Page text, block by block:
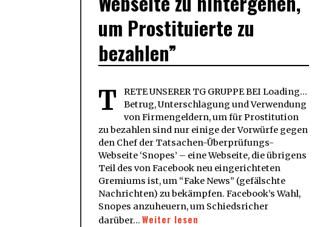
um Prostituierte zu
bezahlen”
T
RETE UNSERER TG GRUPPE BEI Loading...
Betrug, Unterschlagung und Verwendung
von Firmengeldern, um für Prostitution
zu bezahlen sind nur einige der Vorwürfe gegen
den Chef der Tatsachen-Überprüfungs-
Webseite ‘Snopes’ – eine Webseite, die übrigens
Teil des von Facebook neu eingerichteten
Gremiums ist, um “Fake News” (gefälschte
Nachrichten) zu bekämpfen. Facebook’s Wahl,
Snopes anzuheuern, um Schiedsricher
darüber… Weiter lesen